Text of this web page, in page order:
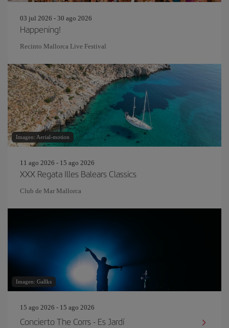
03 jul 2026 - 30 ago 2026
Happening!
Recinto Mallorca Live Festival
Imagen: Aerial-motion
11 ago 2026 - 15 ago 2026
XXX Regata Illes Balears Classics
Club de Mar Mallorca
Imagen: Gallks
15 ago 2026 - 15 ago 2026
Concierto The Corrs - Es Jardí